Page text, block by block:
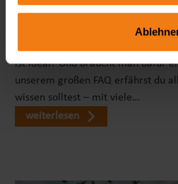
ist ideal? Und braucht man dafür
unserem großen FAQ erfährst du
wissen solltest – mit viele…
weiterlesen